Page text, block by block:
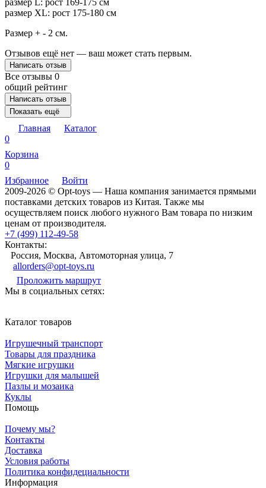
размер XL: рост 175-180 см
Размер + - 2 см.
Отзывов ещё нет — ваш может стать первым.
Написать отзыв
Все отзывы 0
общий рейтинг
Написать отзыв
Показать ещё
Главная
Каталог
0
Корзина
0
Избранное
Войти
2009-2026 © Opt-toys — Наша компания занимается прямыми
поставками детских товаров из Китая. Также мы
осуществляем поиск любого нужного Вам товара по низким
ценам от производителя.
+7 (499) 112-49-58
Контакты:
Россия, Москва, Автомоторная улица, 7
allorders@opt-toys.ru
Проложить маршрут
Мы в социальных сетях:
Каталог товаров
Игрушечный транспорт
Товары для праздника
Мягкие игрушки
Игрушки для малышей
Пазлы и мозаика
Куклы
Помощь
Почему мы?
Контакты
Доставка
Условия работы
Политика конфидециальности
Информация